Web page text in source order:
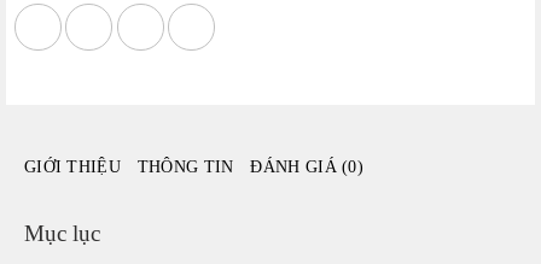
GIỚI THIỆU THÔNG TIN ĐÁNH GIÁ (0)
Mục lục